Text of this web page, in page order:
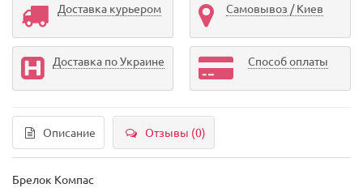
Доставка курьером Самовывоз / Киев
Доставка по Украине Способ оплаты
Описание Отзывы (0)
Брелок Компас